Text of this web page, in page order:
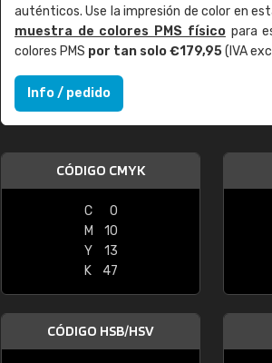
auténticos. Use la impresión de color en
muestra de colores PMS físicopara
colores PMS por tan solo €179,95(IVA
Info / pedido
CÓDIGO CMYK
C
0
M
10
Y
13
K
47
CÓDIGO HSB/HSV